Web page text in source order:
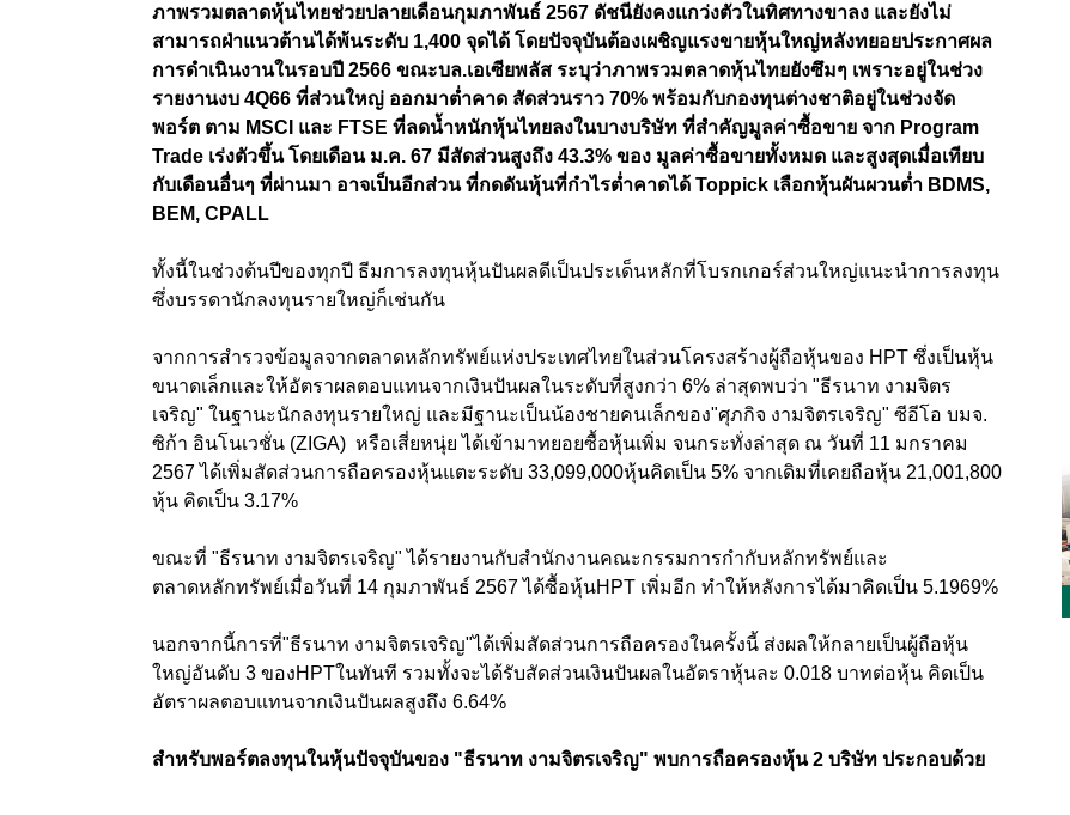
ภาพรวมตลาดหุ้นไทยช่วยปลายเดือนกุมภาพันธ์ 2567 ดัชนียังคงแกว่งตัวในทิศทางขาลง และยังไม่
สามารถฝ่าแนวต้านได้พ้นระดับ 1,400 จุดได้ โดยปัจจุบันต้องเผชิญแรงขายหุ้นใหญ่หลังทยอยประกาศผล
การดำเนินงานในรอบปี 2566 ขณะบล.เอเซียพลัส ระบุว่าภาพรวมตลาดหุ้นไทยยังซึมๆ เพราะอยู่ในช่วง
รายงานงบ 4Q66 ที่ส่วนใหญ่ ออกมาต่ำคาด สัดส่วนราว 70% พร้อมกับกองทุนต่างชาติอยู่ในช่วงจัด
พอร์ต ตาม MSCI และ FTSE ที่ลดน้ำหนักหุ้นไทยลงในบางบริษัท ที่สำคัญมูลค่าซื้อขาย จาก Program
Trade เร่งตัวขึ้น โดยเดือน ม.ค. 67 มีสัดส่วนสูงถึง 43.3% ของ มูลค่าซื้อขายทั้งหมด และสูงสุดเมื่อเทียบ
กับเดือนอื่นๆ ที่ผ่านมา อาจเป็นอีกส่วน ที่กดดันหุ้นที่กำไรต่ำคาดได้ Toppick เลือกหุ้นผันผวนต่ำ BDMS,
BEM, CPALL
ทั้งนี้ในช่วงต้นปีของทุกปี ธีมการลงทุนหุ้นปันผลดีเป็นประเด็นหลักที่โบรกเกอร์ส่วนใหญ่แนะนำการลงทุน
ซึ่งบรรดานักลงทุนรายใหญ่ก็เช่นกัน
จากการสำรวจข้อมูลจากตลาดหลักทรัพย์แห่งประเทศไทยในส่วนโครงสร้างผู้ถือหุ้นของ HPT ซึ่งเป็นหุ้น
ขนาดเล็กและให้อัตราผลตอบแทนจากเงินปันผลในระดับที่สูงกว่า 6% ล่าสุดพบว่า "ธีรนาท งามจิตร
เจริญ" ในฐานะนักลงทุนรายใหญ่ และมีฐานะเป็นน้องชายคนเล็กของ"ศุภกิจ งามจิตรเจริญ" ซีอีโอ บมจ.
ซิก้า อินโนเวชั่น (ZIGA) หรือเสี่ยหนุ่ย ได้เข้ามาทยอยซื้อหุ้นเพิ่ม จนกระทั่งล่าสุด ณ วันที่ 11 มกราคม
2567 ได้เพิ่มสัดส่วนการถือครองหุ้นแตะระดับ 33,099,000หุ้นคิดเป็น 5% จากเดิมที่เคยถือหุ้น 21,001,800
หุ้น คิดเป็น 3.17%
ขณะที่ "ธีรนาท งามจิตรเจริญ" ได้รายงานกับสำนักงานคณะกรรมการกำกับหลักทรัพย์และ
ตลาดหลักทรัพย์เมื่อวันที่ 14 กุมภาพันธ์ 2567 ได้ซื้อหุ้นHPT เพิ่มอีก ทำให้หลังการได้มาคิดเป็น 5.1969%
นอกจากนี้การที่"ธีรนาท งามจิตรเจริญ"ได้เพิ่มสัดส่วนการถือครองในครั้งนี้ ส่งผลให้กลายเป็นผู้ถือหุ้น
ใหญ่อันดับ 3 ของHPTในทันที รวมทั้งจะได้รับสัดส่วนเงินปันผลในอัตราหุ้นละ 0.018 บาทต่อหุ้น คิดเป็น
อัตราผลตอบแทนจากเงินปันผลสูงถึง 6.64%
สำหรับพอร์ตลงทุนในหุ้นปัจจุบันของ "ธีรนาท งามจิตรเจริญ" พบการถือครองหุ้น 2 บริษัท ประกอบด้วย